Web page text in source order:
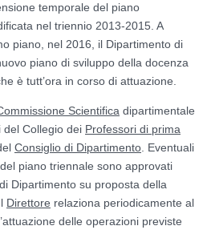
temporale del piano
nel triennio 2013-2015. A
piano, nel 2016, il Dipartimento di
piano di sviluppo della docenza
è tutt’ora in corso di attuazione.
Scientifica dipartimentale
del Collegio dei Professori di prima
Consiglio di Dipartimento . Eventuali
piano triennale sono approvati
Dipartimento su proposta della
Direttore relaziona periodicamente al
delle operazioni previste